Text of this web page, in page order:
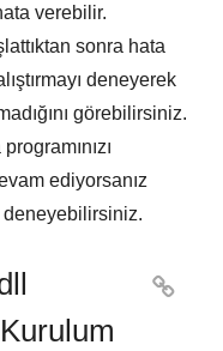
verebilir.
sonra hata
deneyerek
görebilirsiniz.
ediyorsanız
deneyebilirsiniz.
